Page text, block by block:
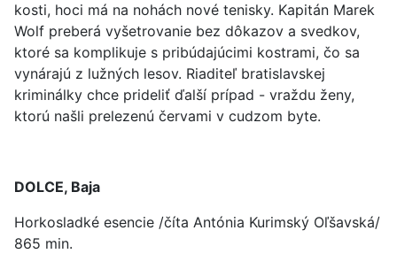
kosti, hoci má na nohách nové tenisky. Kapitán Marek
Wolf preberá vyšetrovanie bez dôkazov a svedkov,
ktoré sa komplikuje s pribúdajúcimi kostrami, čo sa
vynárajú z lužných lesov. Riaditeľ bratislavskej
kriminálky chce prideliť ďalší prípad - vraždu ženy,
ktorú našli prelezenú červami v cudzom byte.
DOLCE, Baja
Horkosladké esencie /číta Antónia Kurimský Oľšavská/
865 min.